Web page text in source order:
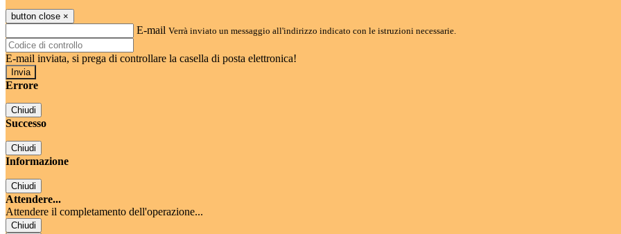
button close ×
E-mail Verrà inviato un messaggio all'indirizzo indicato con le istruzioni necessarie.
E-mail inviata, si prega di controllare la casella di posta elettronica!
Errore
Chiudi
Successo
Chiudi
Informazione
Chiudi
Attendere...
Attendere il completamento dell'operazione...
Chiudi